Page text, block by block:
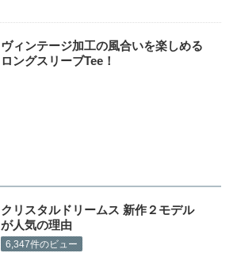
ヴィンテージ加工の風合いを楽しめる
ロングスリーブTee！
クリスタルドリームス 新作２モデル
が人気の理由
6,347件のビュー